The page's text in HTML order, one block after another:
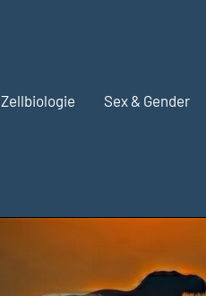
Zellbiologie Sex & Gender